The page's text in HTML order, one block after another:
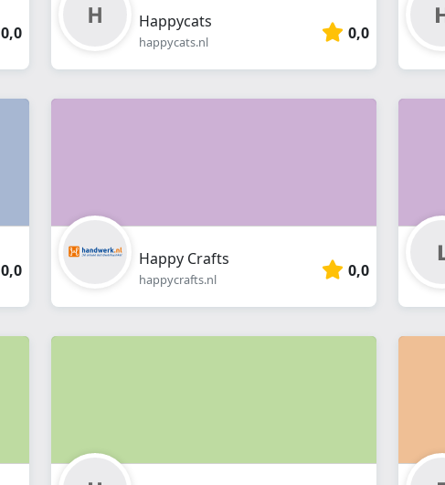
0,0
Happycats
happycats.nl 0,0
0,0
Happy Crafts
happycrafts.nl 0,0